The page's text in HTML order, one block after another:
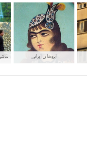
ابروهای ایرانی